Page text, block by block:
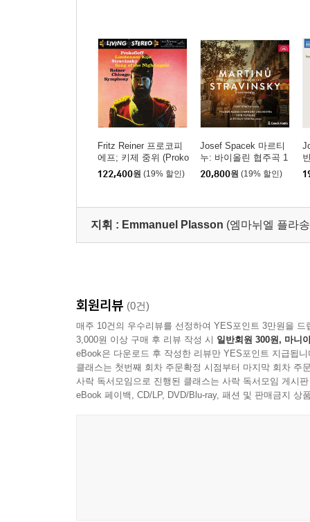
Fritz Reiner 프로코피
에프; 키제 중위 (Proko
fiev: Lieutenant Kije /
Stravinsky: Song Of T
122,400원 (19% 할인)
Josef Spacek 마르티
누: 바이올린 협주곡 1
번, 2번 / 스트라빈스키:
디베르티멘토 (Martinu:
/ Stravinsky: Divertime
20,800원 (19% 할인)
지휘 : Emmanuel Plasson (엠마뉘엘 플라
회원리뷰 (0건)
매주 10건의 우수리뷰를 선정하여 YES포인트 3만원을 드
3,000원 이상 구매 후 리뷰 작성 시 일반회원 300원, 마니
eBook은 다운로드 후 작성한 리뷰만 YES포인트 지급됩니
클래스는 첫번째 회차 주문확정 시점부터 마지막 회차 주
사락 독서모임으로 진행된 클래스는 사락 독서모임 게시
eBook 페이백, CD/LP, DVD/Blu-ray, 패션 및 판매금지 상